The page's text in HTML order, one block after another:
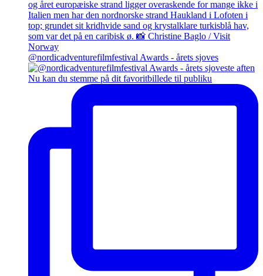
@nordicadventurefilmfestival Awards - årets sjoves
Nu kan du stemme på dit favoritbillede til publiku